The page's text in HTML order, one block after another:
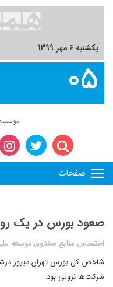
05
یکشنبه 6 مهر 1399
صفحات
صعود بورس در یک
اختصاص منابع صندوق توسعه
شاخص کل بورس تهران دیروز
شرکت‌ها نزولی بود.